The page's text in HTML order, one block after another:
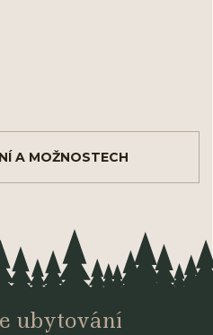
A MOŽNOSTECH
ubytování